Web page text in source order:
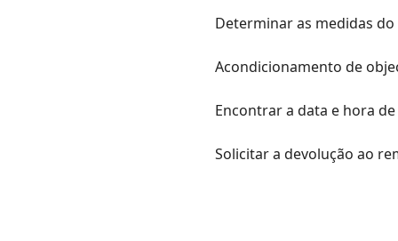
Determinar as medidas
Acondicionamento de
Encontrar a data e hora
Solicitar a devolução ao